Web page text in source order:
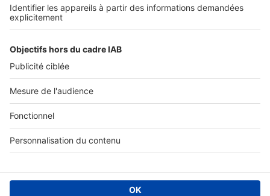
Informations légales
Politique Générale de Protection des Données
Charte éditeur
Paramétrer mes cookies
Digital Classifieds France SAS © 2024 - all rights